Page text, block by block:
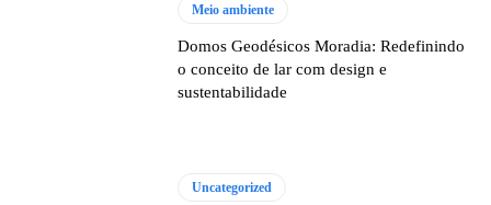
Meio ambiente
Domos Geodésicos Moradia: Redefinindo
o conceito de lar com design e
sustentabilidade
Uncategorized